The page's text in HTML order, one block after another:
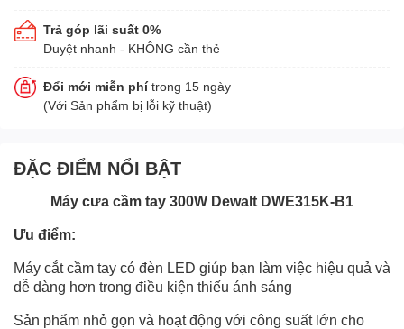
Trả góp lãi suất 0%
Duyệt nhanh - KHÔNG cần thẻ
Đổi mới miễn phítrong 15 ngày
(Với Sản phẩm bị lỗi kỹ thuật)
ĐẶC ĐIỂM NỔI BẬT
Máy cưa cầm tay 300W Dewalt DWE315K-B1
Ưu điểm:
Máy cắt cầm tay có đèn LED giúp bạn làm việc hiệu quả và
dễ dàng hơn trong điều kiện thiếu ánh sáng
Sản phẩm nhỏ gọn và hoạt động với công suất lớn cho